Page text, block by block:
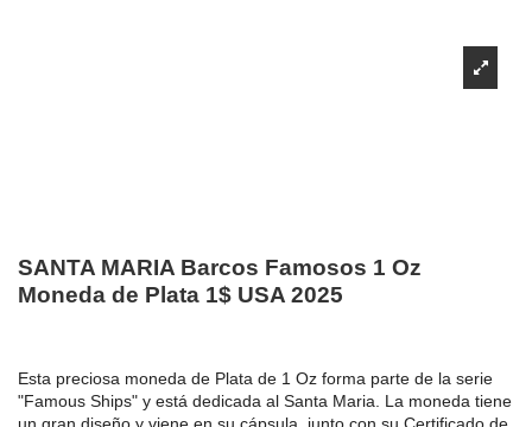
SANTA MARIA Barcos Famosos 1 Oz
Moneda de Plata 1$ USA 2025
Esta preciosa moneda de Plata de 1 Oz forma parte de la serie
"Famous Ships" y está dedicada al Santa Maria. La moneda tiene